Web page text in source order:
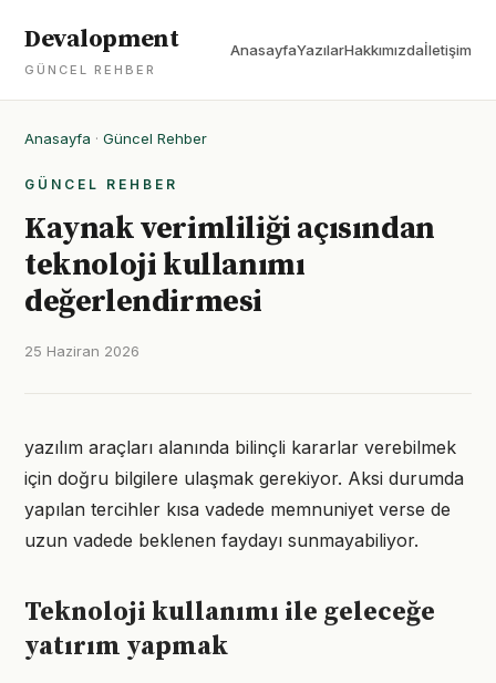
Devalopment
GÜNCEL REHBER
AnasayfaYazılarHakkımızdaİletişim
Anasayfa · Güncel Rehber
GÜNCEL REHBER
Kaynak verimliliği açısından
teknoloji kullanımı
değerlendirmesi
25 Haziran 2026
yazılım araçları alanında bilinçli kararlar verebilmek
için doğru bilgilere ulaşmak gerekiyor. Aksi durumda
yapılan tercihler kısa vadede memnuniyet verse de
uzun vadede beklenen faydayı sunmayabiliyor.
Teknoloji kullanımı ile geleceğe
yatırım yapmak